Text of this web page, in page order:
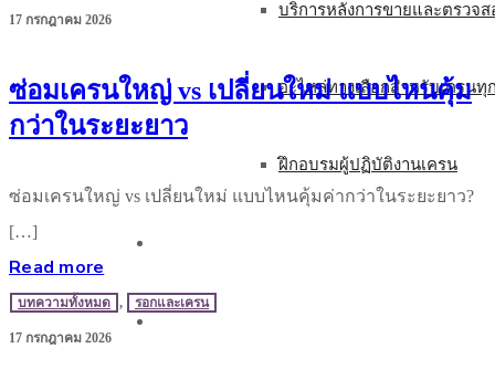
บริการหลังการขายและตรวจ
อะไหล่ทางเลือกสำหรับเครน
ฝึกอบรมผู้ปฏิบัติงานเครน
17 กรกฎาคม 2026
ซ่อมเครนใหญ่ vs เปลี่ยนใหม่ แบบไหนคุ้ม
กว่าในระยะยาว
ซ่อมเครนใหญ่ vs เปลี่ยนใหม่ แบบไหนคุ้มค่ากว่าในระยะยาว?
[…]
Read more
บทความทั้งหมด , รอกและเครน
17 กรกฎาคม 2026